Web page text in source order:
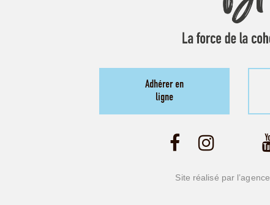
Adhérer en
ligne
Site réalisé par l’agence